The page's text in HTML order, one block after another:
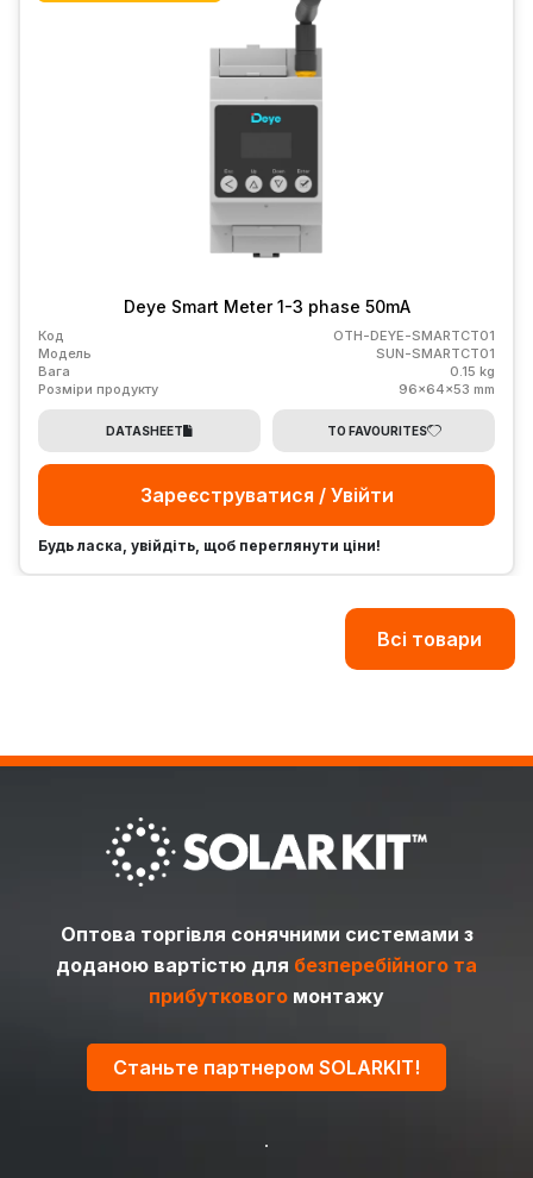
Deye Smart Meter 1-3 phase 50mA
Код
OTH-DEYE-SMARTCT01
Модель
SUN-SMARTCT01
Вага
0.15 kg
Розміри продукту
96x64x53 mm
DATASHEET TO FAVOURITES
Зареєструватися / Увійти
Будь ласка, увійдіть, щоб переглянути ціни!
Всі товари
Оптова торгівля сонячними системами з
доданою вартістю для безперебійного та
прибуткового монтажу
Станьте партнером SOLARKIT!